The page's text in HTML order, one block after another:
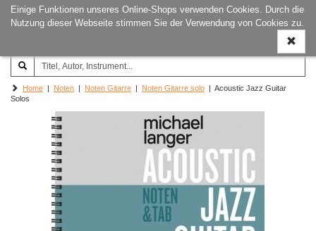
Einige Funktionen unseres Online-Shops verwenden Cookies. Durch die
Nutzung dieser Webseite stimmen Sie der Verwendung von Cookies zu.
ein-/
Joachim‐Trekel‐Musikverlag,
Hamburg
Home | Noten | Noten Gitarre | Noten Gitarre solo | Acoustic Jazz Guitar
Solos